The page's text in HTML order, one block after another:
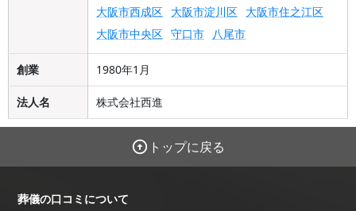
大阪市西成区 大阪市淀川区 大阪市住之江区
大阪市中央区 守口市 八尾市
創業 1980年1月
法人名 株式会社西進
トップに戻る
葬儀の口コミについて